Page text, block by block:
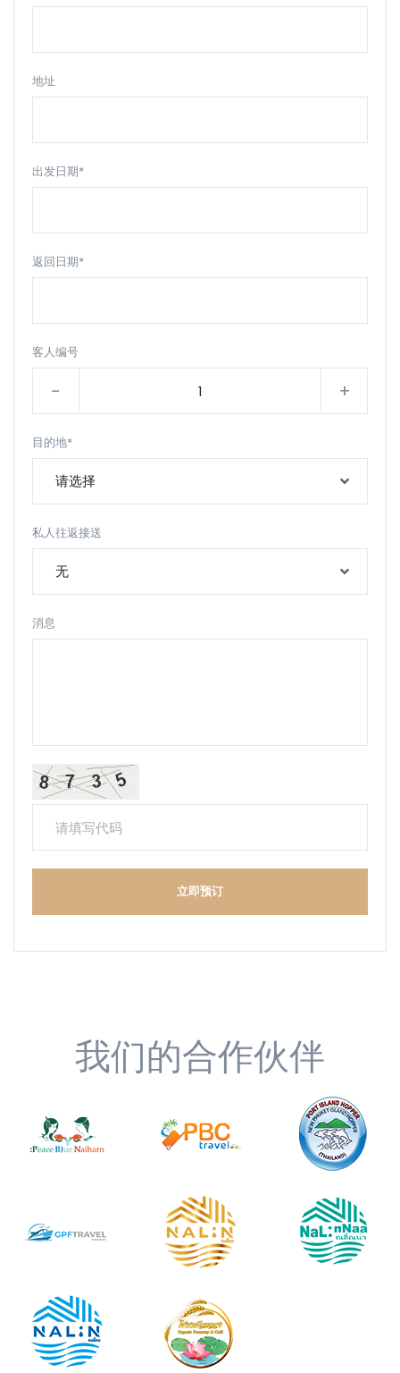
地址
出发日期*
返回日期*
客人编号
- +
目的地*
请选择
私人往返接送
无
消息
立即预订
我们的合作伙伴